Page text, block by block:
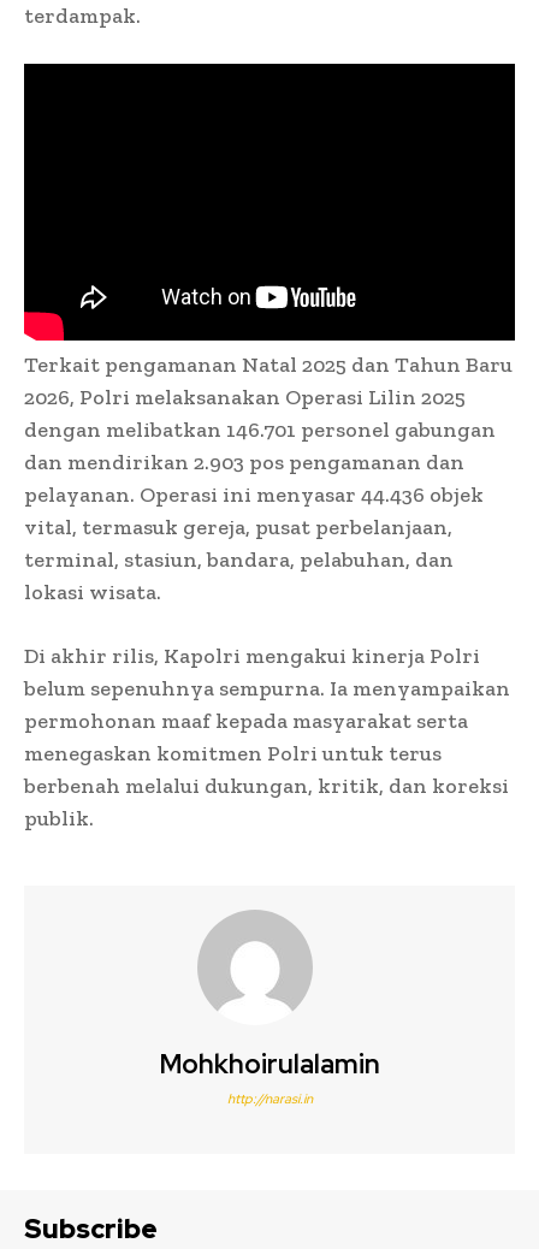
terdampak.
Terkait pengamanan Natal 2025 dan Tahun Baru
2026, Polri melaksanakan Operasi Lilin 2025
dengan melibatkan 146.701 personel gabungan
dan mendirikan 2.903 pos pengamanan dan
pelayanan. Operasi ini menyasar 44.436 objek
vital, termasuk gereja, pusat perbelanjaan,
terminal, stasiun, bandara, pelabuhan, dan
lokasi wisata.
Di akhir rilis, Kapolri mengakui kinerja Polri
belum sepenuhnya sempurna. Ia menyampaikan
permohonan maaf kepada masyarakat serta
menegaskan komitmen Polri untuk terus
berbenah melalui dukungan, kritik, dan koreksi
publik.
Mohkhoirulalamin
http://narasi.in
Subscribe